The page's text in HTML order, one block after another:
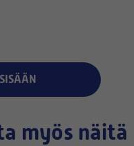
myös näitä